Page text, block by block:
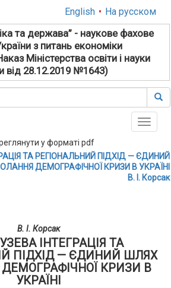
English • На русском
та держава” - наукове фахове
з питань економіки
Міністерства освіти і науки
від 28.12.2019 №1643)
Toggle
ТА РЕГІОНАЛЬНИЙ ПІДХІД — ЄДИНИЙ
ДЕМОГРАФІЧНОЇ КРИЗИ В УКРАЇНІ
В. І. Корсак
В. І. Корсак
ІНТЕГРАЦІЯ ТА
ПІДХІД — ЄДИНИЙ ШЛЯХ
КРИЗИ В
УКРАЇНІ